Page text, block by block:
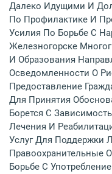
Далеко Идущими И
По Профилактике И
Усилия По Борьбе С
Железногорске
И Образования
Осведомленности О
Предоставление
Для Принятия
Борется С
Лечения И
Услуг Для Поддержки
Правоохранительные
Борьбе С